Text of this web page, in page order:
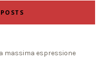
massima espressione